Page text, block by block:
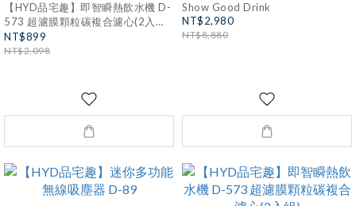
【HYD品宅趣】即智瞬熱飲水機 D-
573 超濾膜顆粒碳複合濾心(2入
組)+濾心托架(含上蓋)
NT$899
NT$2,098
Show Good Drink
NT$2,980
NT$8,880